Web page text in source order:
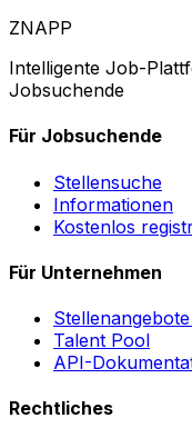
ZNAPP
Intelligente Job-
Jobsuchende
Für Jobsuchende
Stellensuche
Informationen
Kostenlos
Für Unternehmen
Talent Pool
API-
Rechtliches